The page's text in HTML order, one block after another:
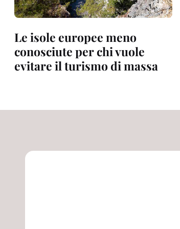
Le isole europee meno
conosciute per chi vuole
evitare il turismo di massa